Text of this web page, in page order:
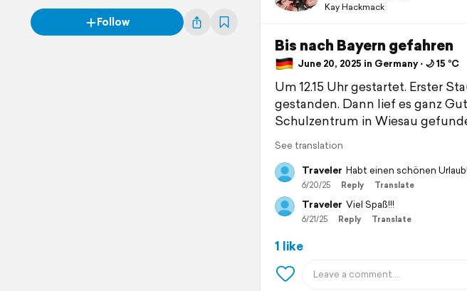
Follow
Kay Hackmack
Bis nach Bayern gefahren
June 20, 2025 in Germany ⋅ 🌙 15 °C
Um 12.15 Uhr gestartet. Erster
gestanden. Dann lief es ganz
Schulzentrum in Wiesau
See translation
Traveler Habt einen schönen
6/20/25 Reply Translate
Traveler Viel Spaß!!!
6/21/25 Reply Translate
1 like